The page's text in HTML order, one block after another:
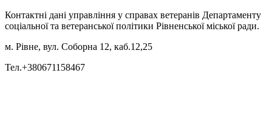
Контактні дані управління у справах ветеранів Департаменту
соціальної та ветеранської політики Рівненської міської ради.
м. Рівне, вул. Соборна 12, каб.12,25
Тел.+380671158467